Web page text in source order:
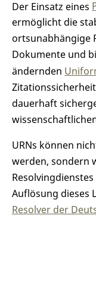
Der Einsatz eines
ermöglicht die
ortsunabhängige
Dokumente und
ändernden
dauerhaft
URNs können
werden, sondern
Auflösung dieses
Resolver der